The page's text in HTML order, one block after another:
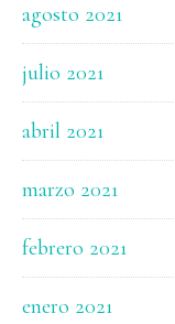
agosto 2021
julio 2021
abril 2021
marzo 2021
febrero 2021
enero 2021